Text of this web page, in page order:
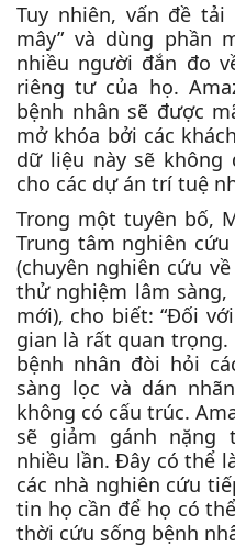
Tuy nhiên, vấn đề
mây” và dùng phần
nhiều người đắn đo
riêng tư của họ.
bệnh nhân sẽ được
mở khóa bởi các
dữ liệu này sẽ
cho các dự án trí tuệ
Trong một tuyên bố,
Trung tâm nghiên
(chuyên nghiên cứu
thử nghiệm lâm
mới), cho biết: “Đối
gian là rất quan
bệnh nhân đòi hỏi
sàng lọc và dán
không có cấu trúc.
sẽ giảm gánh nặng
nhiều lần. Đây có thể
các nhà nghiên cứu
tin họ cần để họ có
thời cứu sống bệnh